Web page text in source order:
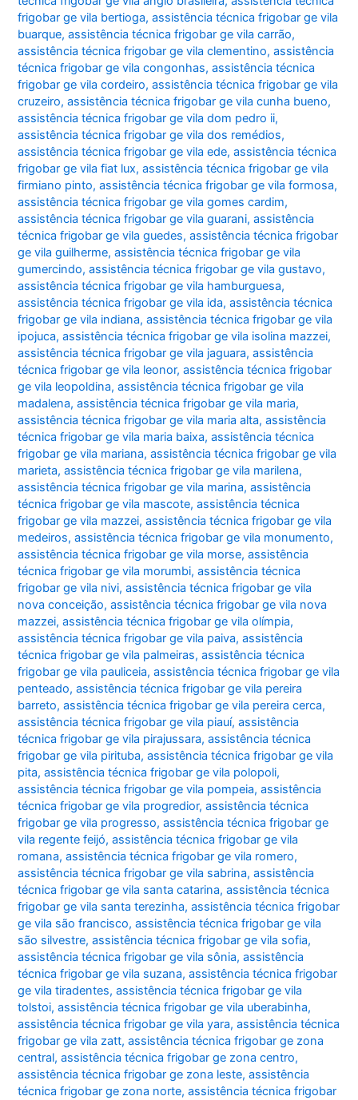
frigobar ge vila bertioga,assistência técnica frigobar ge vila
buarque,assistência técnica frigobar ge vila carrão,
assistência técnica frigobar ge vila clementino,assistência
técnica frigobar ge vila congonhas,assistência técnica
frigobar ge vila cordeiro,assistência técnica frigobar ge vila
cruzeiro,assistência técnica frigobar ge vila cunha bueno,
assistência técnica frigobar ge vila dom pedro ii,
assistência técnica frigobar ge vila dos remédios,
assistência técnica frigobar ge vila ede,assistência técnica
frigobar ge vila fiat lux,assistência técnica frigobar ge vila
firmiano pinto,assistência técnica frigobar ge vila formosa,
assistência técnica frigobar ge vila gomes cardim,
assistência técnica frigobar ge vila guarani,assistência
técnica frigobar ge vila guedes,assistência técnica frigobar
ge vila guilherme,assistência técnica frigobar ge vila
gumercindo,assistência técnica frigobar ge vila gustavo,
assistência técnica frigobar ge vila hamburguesa,
assistência técnica frigobar ge vila ida,assistência técnica
frigobar ge vila indiana,assistência técnica frigobar ge vila
ipojuca,assistência técnica frigobar ge vila isolina mazzei,
assistência técnica frigobar ge vila jaguara,assistência
técnica frigobar ge vila leonor,assistência técnica frigobar
ge vila leopoldina,assistência técnica frigobar ge vila
madalena,assistência técnica frigobar ge vila maria,
assistência técnica frigobar ge vila maria alta,assistência
técnica frigobar ge vila maria baixa,assistência técnica
frigobar ge vila mariana,assistência técnica frigobar ge vila
marieta,assistência técnica frigobar ge vila marilena,
assistência técnica frigobar ge vila marina,assistência
técnica frigobar ge vila mascote,assistência técnica
frigobar ge vila mazzei,assistência técnica frigobar ge vila
medeiros,assistência técnica frigobar ge vila monumento,
assistência técnica frigobar ge vila morse,assistência
técnica frigobar ge vila morumbi,assistência técnica
frigobar ge vila nivi,assistência técnica frigobar ge vila
nova conceição,assistência técnica frigobar ge vila nova
mazzei,assistência técnica frigobar ge vila olímpia,
assistência técnica frigobar ge vila paiva,assistência
técnica frigobar ge vila palmeiras,assistência técnica
frigobar ge vila pauliceia,assistência técnica frigobar ge vila
penteado,assistência técnica frigobar ge vila pereira
barreto,assistência técnica frigobar ge vila pereira cerca,
assistência técnica frigobar ge vila piauí,assistência
técnica frigobar ge vila pirajussara,assistência técnica
frigobar ge vila pirituba,assistência técnica frigobar ge vila
pita,assistência técnica frigobar ge vila polopoli,
assistência técnica frigobar ge vila pompeia,assistência
técnica frigobar ge vila progredior,assistência técnica
frigobar ge vila progresso,assistência técnica frigobar ge
vila regente feijó,assistência técnica frigobar ge vila
romana,assistência técnica frigobar ge vila romero,
assistência técnica frigobar ge vila sabrina,assistência
técnica frigobar ge vila santa catarina,assistência técnica
frigobar ge vila santa terezinha,assistência técnica frigobar
ge vila são francisco,assistência técnica frigobar ge vila
são silvestre,assistência técnica frigobar ge vila sofia,
assistência técnica frigobar ge vila sônia,assistência
técnica frigobar ge vila suzana,assistência técnica frigobar
ge vila tiradentes,assistência técnica frigobar ge vila
tolstoi,assistência técnica frigobar ge vila uberabinha,
assistência técnica frigobar ge vila yara,assistência técnica
frigobar ge vila zatt,assistência técnica frigobar ge zona
central,assistência técnica frigobar ge zona centro,
assistência técnica frigobar ge zona leste,assistência
técnica frigobar ge zona norte,assistência técnica frigobar